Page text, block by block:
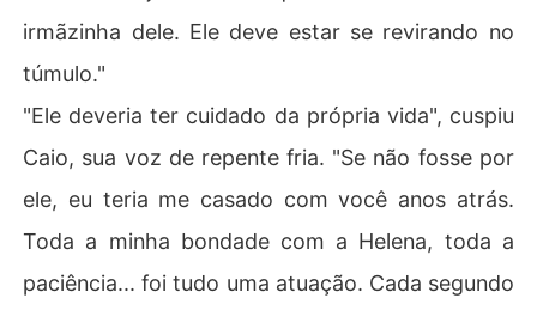
irmãzinha dele. Ele deve estar se revirando no
túmulo."
"Ele deveria ter cuidado da própria vida", cuspiu
Caio, sua voz de repente fria. "Se não fosse por
ele, eu teria me casado com você anos atrás.
Toda a minha bondade com a Helena, toda a
paciência... foi tudo uma atuação. Cada segundo